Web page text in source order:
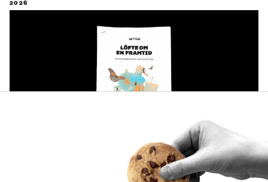
2026
Framtidens tillit i Finland (sammanfattning)